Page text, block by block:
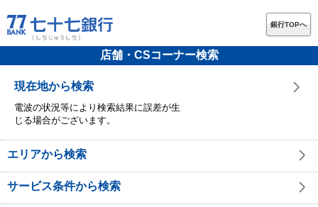
銀行TOPへ
店舗・CSコーナー検索
現在地から検索
電波の状況等により検索結果に誤差が生
じる場合がございます。
エリアから検索
サービス条件から検索